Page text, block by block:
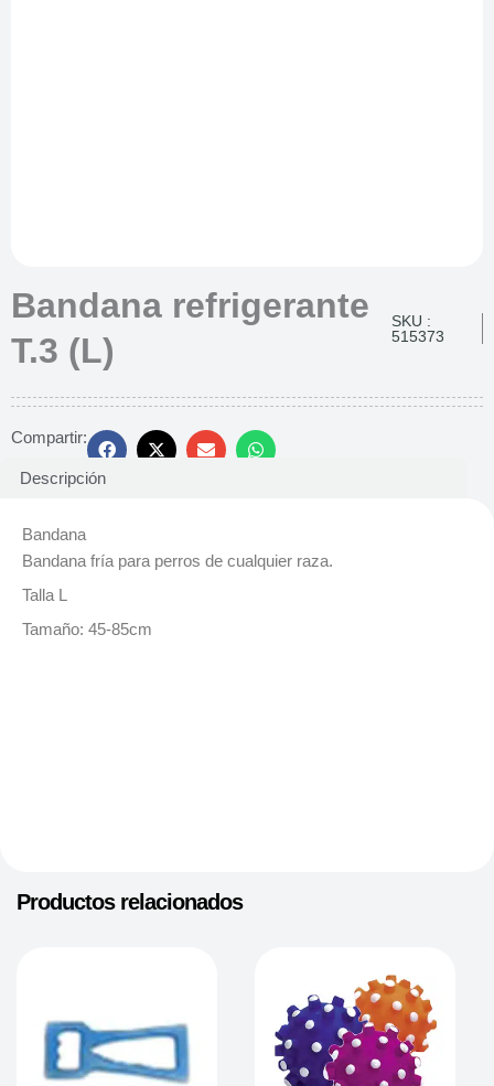
Bandana refrigerante
T.3 (L)
SKU :
515373
Compartir:
Descripción
Bandana
Bandana fría para perros de cualquier raza.
Talla L
Tamaño: 45-85cm
Productos relacionados